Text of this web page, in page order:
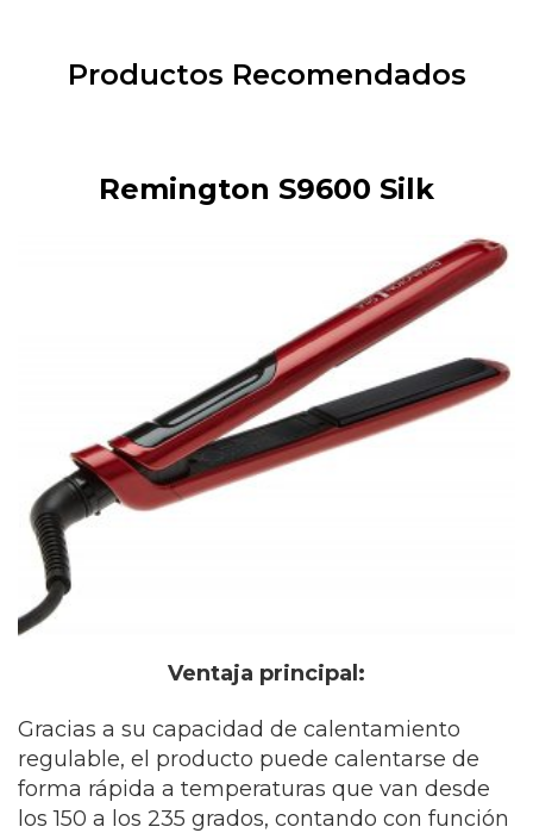
Productos Recomendados
Remington S9600 Silk
Ventaja principal:
Gracias a su capacidad de calentamiento
regulable, el producto puede calentarse de
forma rápida a temperaturas que van desde
los 150 a los 235 grados, contando con función